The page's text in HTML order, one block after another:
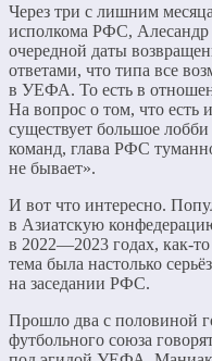
Через три с лишним
исполкома РФС, Алесандр
очередной даты
ответами, что типа все
в УЕФА. То есть в
На вопрос о том, что
существует большое
команд, глава РФС
не бывает».
И вот что интересно.
в Азиатскую
в 2022—2023 годах, как-
тема была настолько
на заседании РФС.
Прошло два с половиной
футбольного союза